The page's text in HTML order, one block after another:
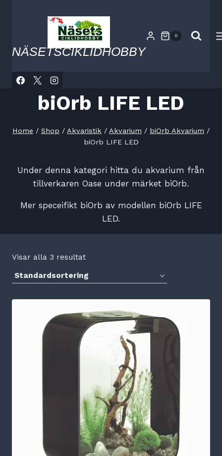
NÄSETSCIKLIDHOBBY
0
biOrb LIFE LED
Home / Shop / Akvaristik / Akvarium / biOrb Akvarium /
biOrb LIFE LED
Under denna kategori hitta du akvarium från
tillverkaren Oase under märket biOrb.
Mer speceifikt biOrb av modellen biOrb LIFE
LED.
Visar alla 3 resultat